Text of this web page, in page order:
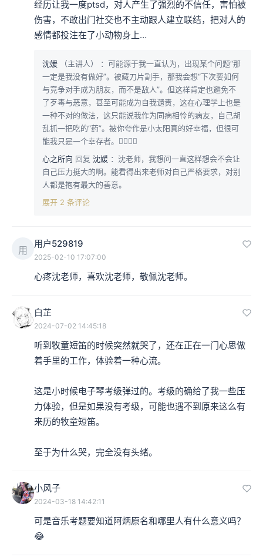
经历让我一度ptsd，对人产生了强烈的不信任，害怕被
伤害，不敢出门社交也不主动跟人建立联结，把对人的
感情都投注在了小动物身上…
沈媛 （主讲人）
：可能源于我一直认为，出现某个问题“那
一定是我没有做好”。被藏刀片割手，那我会想“下次要如何
与竞争对手成为朋友，而不是敌人”。但这样肯定也避免不
了歹毒与恶意，甚至可能成为自我谴责，这在心理学上也是
一种不对的做法，这只能说我作为同病相怜的病友，自己胡
乱抓一把吃的“药”。被你夸作是小太阳真的好幸福，但很可
能我只是一个幸存者。🧗‍♀️🙇‍♀️
心之所向 回复 沈媛 ：沈老师，我想问一直这样想会不会让
自己压力挺大的啊。能看得出来老师对自己严格要求，对别
人都是抱有最大的善意。
展开 2 条评论
用
用户529819
2025-02-10 17:07:00
心疼沈老师，喜欢沈老师，敬佩沈老师。
白芷
2024-07-02 14:45:18
听到牧童短笛的时候突然就哭了，还在正在一门心思做
着手里的工作，体验着一种心流。
这是小时候电子琴考级弹过的。考级的确给了我一些压
力体验，但是如果没有考级，可能也遇不到原来这么有
来历的牧童短笛。
至于为什么哭，完全没有头绪。
小风子
2024-03-18 14:42:11
可是音乐考题要知道阿炳原名和哪里人有什么意义吗？
😂